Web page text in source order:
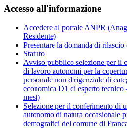
Accesso all'informazione
Accedere al portale ANPR
Residente)
Presentare la domanda di rilascio
Statuto
Avviso pubblico selezione per il
di lavoro autonomi per la
personale non dirigenziale di
economica D1 di esperto tecnico
mesi)
Selezione per il conferimento di
autonomo di natura occasionale
demografici del comune di